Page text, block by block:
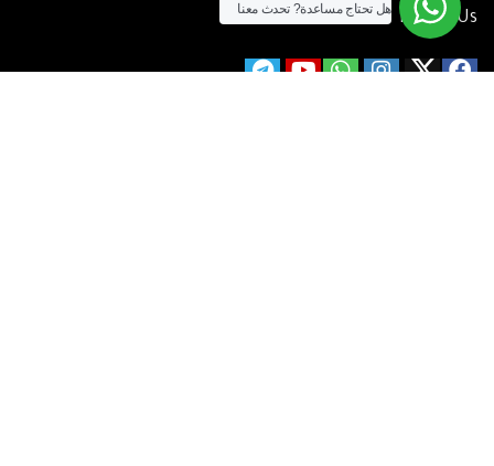
Follow Us
هل تحتاج مساعدة? تحدث معنا